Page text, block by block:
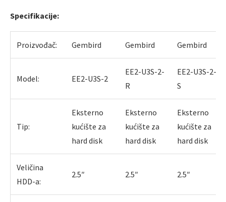
Specifikacije:
Proizvođač: Gembird Gembird Gembird
Model: EE2-U3S-2
EE2-U3S-2-
R
EE2-U3S-2-
S
Tip:
Eksterno
kućište za
hard disk
Eksterno
kućište za
hard disk
Eksterno
kućište za
hard disk
Veličina
HDD-a:
2.5″ 2.5″ 2.5″